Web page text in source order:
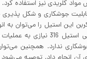
کلریدی نیز استفاده کرد.
استیل 316 قابلیت جوشکاری و شکل
این استیل را می‌توان به
جوشکاری کرد. نبشی استیل
ندارد. همچنین